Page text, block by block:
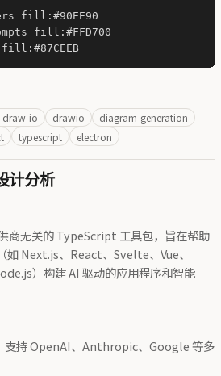
fill:#90EE90
fill:#FFD700
draw-io drawio
diagram-generation
typescript electron
计分析
商无关的 TypeScript 工具包，旨在帮助
如 Next.js、React、Svelte、Vue、
）构建 AI 驱动的应用程序和智能
支持 OpenAI、Anthropic、Google 等多